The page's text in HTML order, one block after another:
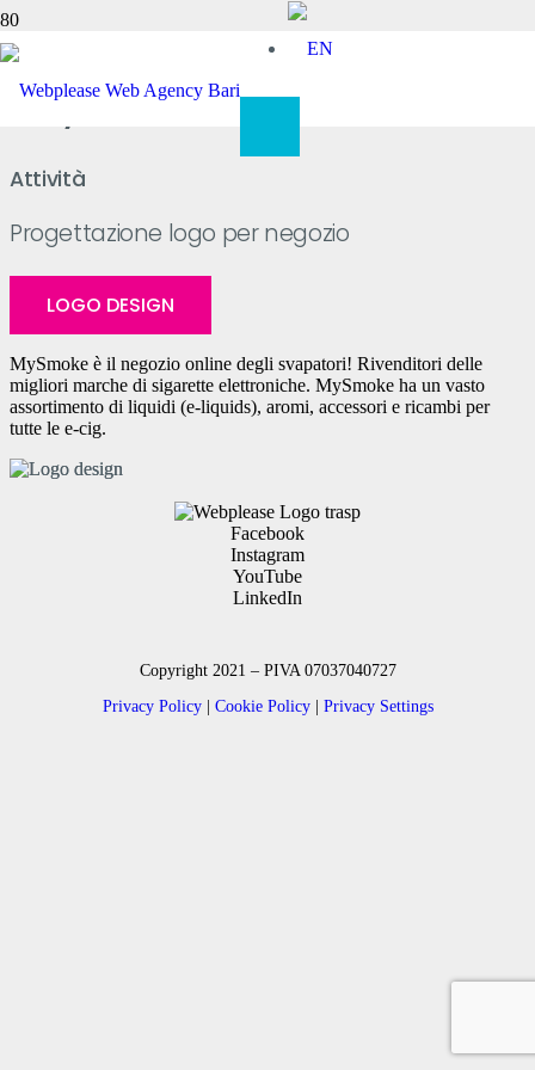
MySmoke
Attività
Progettazione logo per negozio
LOGO DESIGN
MySmoke è il negozio online degli svapatori! Rivenditori delle
migliori marche di sigarette elettroniche. MySmoke ha un vasto
assortimento di liquidi (e-liquids), aromi, accessori e ricambi per
tutte le e-cig.
Facebook
Instagram
YouTube
LinkedIn
Copyright 2021 – PIVA 07037040727
Privacy Policy| Cookie Policy| Privacy Settings